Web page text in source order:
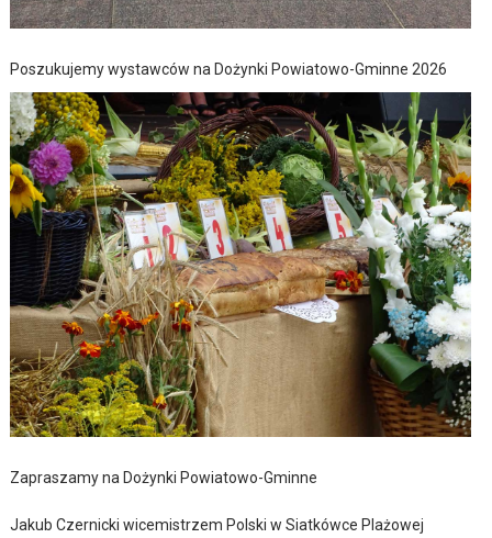
Poszukujemy wystawców na Dożynki Powiatowo-Gminne 2026
Zapraszamy na Dożynki Powiatowo-Gminne
Jakub Czernicki wicemistrzem Polski w Siatkówce Plażowej